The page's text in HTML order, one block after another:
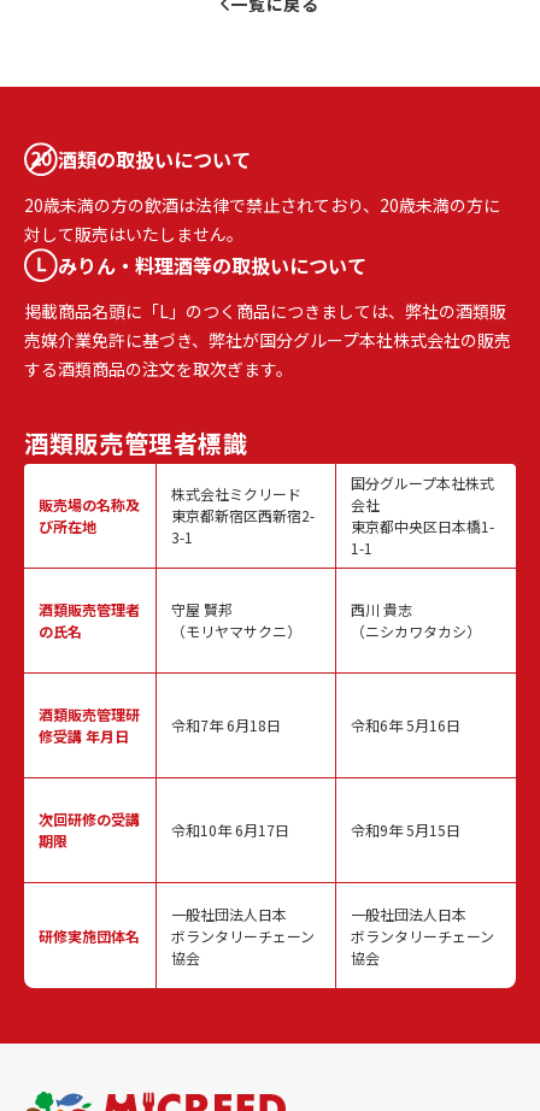
酒類の取扱いについて
20歳未満の方の飲酒は法律で禁止されており、20歳未満の方に
対して販売はいたしません。
みりん・料理酒等の取扱いについて
掲載商品名頭に「L」のつく商品につきましては、弊社の酒類販
売媒介業免許に基づき、弊社が国分グループ本社株式会社の販売
する酒類商品の注文を取次ぎます。
酒類販売管理者標識
販売場の名称及
び所在地
酒類販売管理者
の氏名
酒類販売管理研
修受講 年月日
次回研修の受講
期限
研修実施団体名
株式会社ミクリード
東京都新宿区西新宿2-
3-1
守屋 賢邦
（モリヤマサクニ）
令和7年 6月18日
令和10年 6月17日
一般社団法人日本
ボランタリーチェーン
協会
国分グループ本社株式
会社
東京都中央区日本橋1-
1-1
西川 貴志
（ニシカワタカシ）
令和6年 5月16日
令和9年 5月15日
一般社団法人日本
ボランタリーチェーン
協会